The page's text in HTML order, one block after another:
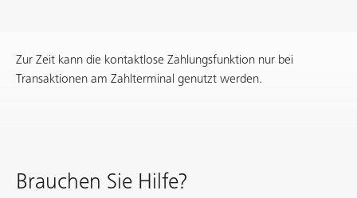
Zur Zeit kann die kontaktlose Zahlungsfunktion nur bei
Transaktionen am Zahlterminal genutzt werden.
Brauchen Sie Hilfe?